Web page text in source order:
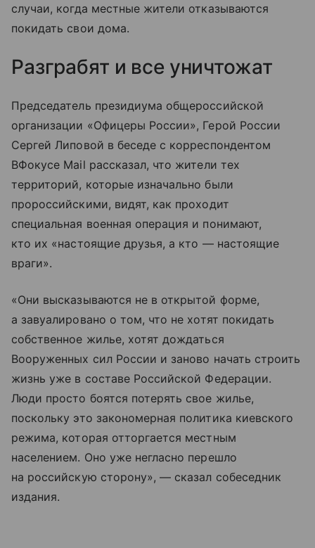
случаи, когда местные жители отказываются
покидать свои дома.
Разграбят и все уничтожат
Председатель президиума общероссийской
организации «Офицеры России», Герой России
Сергей Липовой в беседе с корреспондентом
ВФокусе Mail рассказал, что жители тех
территорий, которые изначально были
пророссийскими, видят, как проходит
специальная военная операция и понимают,
кто их «настоящие друзья, а кто — настоящие
враги».
«Они высказываются не в открытой форме,
а завуалировано о том, что не хотят покидать
собственное жилье, хотят дождаться
Вооруженных сил России и заново начать строить
жизнь уже в составе Российской Федерации.
Люди просто боятся потерять свое жилье,
поскольку это закономерная политика киевского
режима, которая отторгается местным
населением. Оно уже негласно перешло
на российскую сторону», — сказал собеседник
издания.